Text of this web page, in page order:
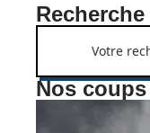
Recherche
Nos